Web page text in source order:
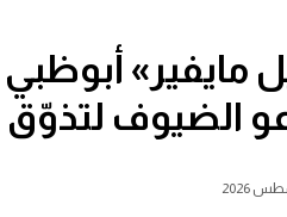
مايفير»
الضيوف